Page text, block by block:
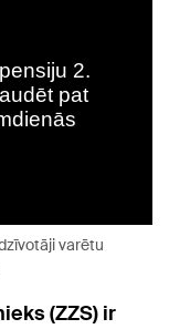
varētu
(ZZS) ir